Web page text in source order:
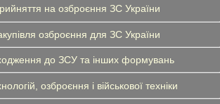
на озброєння ЗС України
озброєння для ЗС України
до ЗСУ та інших формувань
озброєння і військової техніки